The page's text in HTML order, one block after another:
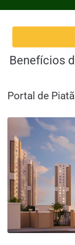
Benefícios
Portal de Piatã